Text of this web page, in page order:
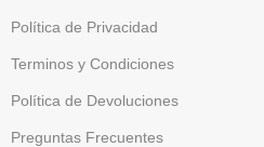
Política de Privacidad
Terminos y Condiciones
Política de Devoluciones
Preguntas Frecuentes